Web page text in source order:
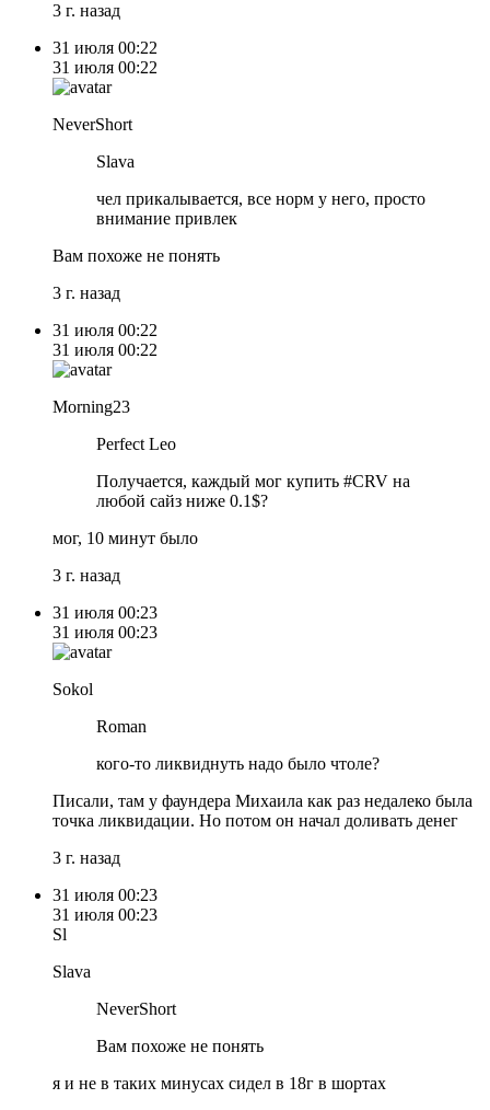
3 г. назад
31 июля 00:22
31 июля 00:22
NeverShort
Slava
чел прикалывается, все норм у него, просто
внимание привлек
Вам похоже не понять
3 г. назад
31 июля 00:22
31 июля 00:22
Morning23
Perfect Leo
Получается, каждый мог купить #CRV на
любой сайз ниже 0.1$?
мог, 10 минут было
3 г. назад
31 июля 00:23
31 июля 00:23
Sokol
Roman
кого-то ликвиднуть надо было чтоле?
Писали, там у фаундера Михаила как раз недалеко была
точка ликвидации. Но потом он начал доливать денег
3 г. назад
31 июля 00:23
31 июля 00:23
Sl
Slava
NeverShort
Вам похоже не понять
я и не в таких минусах сидел в 18г в шортах